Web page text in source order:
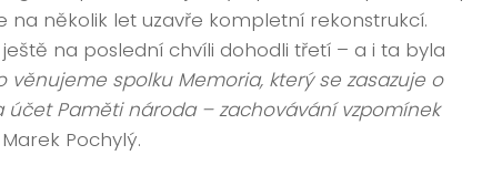
na několik let uzavře kompletní rekonstrukcí.
na poslední chvíli dohodli třetí – a i ta byla
věnujeme spolku Memoria, který se zasazuje o
Paměti národa – zachovávání vzpomínek
Pochylý.